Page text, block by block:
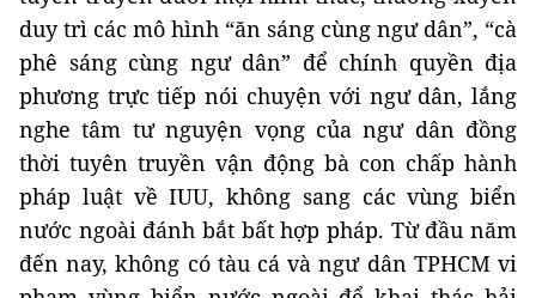
duy trì các mô hình “ăn sáng cùng ngư dân”, “cà
phê sáng cùng ngư dân” để chính quyền địa
phương trực tiếp nói chuyện với ngư dân, lắng
nghe tâm tư nguyện vọng của ngư dân đồng
thời tuyên truyền vận động bà con chấp hành
pháp luật về IUU, không sang các vùng biển
nước ngoài đánh bắt bất hợp pháp. Từ đầu năm
đến nay, không có tàu cá và ngư dân TPHCM vi